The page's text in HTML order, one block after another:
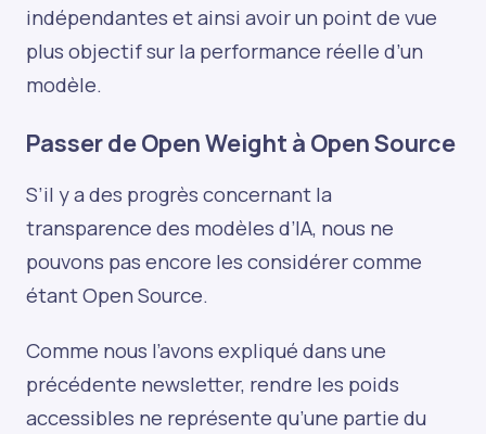
indépendantes et ainsi avoir un point de vue
plus objectif sur la performance réelle d’un
modèle.
Passer de Open Weight à Open Source
S’il y a des progrès concernant la
transparence des modèles d’IA, nous ne
pouvons pas encore les considérer comme
étant Open Source.
Comme nous l’avons expliqué dans une
précédente newsletter, rendre les poids
accessibles ne représente qu’une partie du